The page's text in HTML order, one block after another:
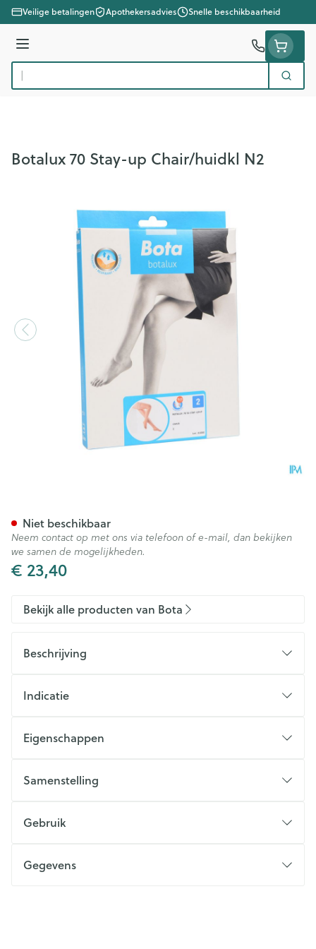
Ga naar de inhoud
Veilige betalingen Apothekersadvies Snelle beschikbaarheid
Menu
Product, merk, categorie... Zoek
Botalux 70 Stay-up Chair/huidkl N2
€ 23,40
Niet beschikbaar
Neem contact op met ons via telefoon of e-mail, dan bekijken
we samen de mogelijkheden.
Bekijk alle producten van Bota
Beschrijving
Indicatie
Eigenschappen
Samenstelling
Gebruik
Gegevens